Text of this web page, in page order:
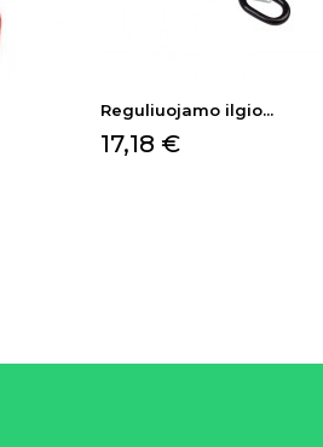
Reguliuojamo ilgio...
Kaina
17,18 €